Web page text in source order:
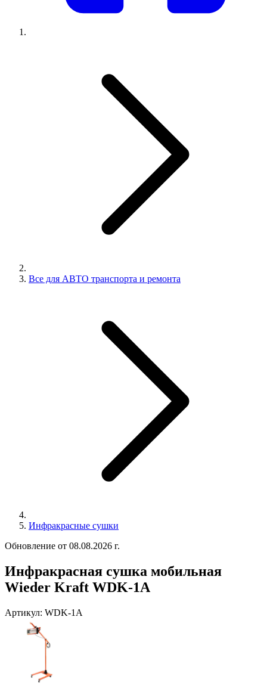
Все для АВТО транспорта и ремонта
Инфракрасные сушки
Обновление от 08.08.2026 г.
Инфракрасная сушка мобильная
Wieder Kraft WDK-1А
Артикул: WDK-1А